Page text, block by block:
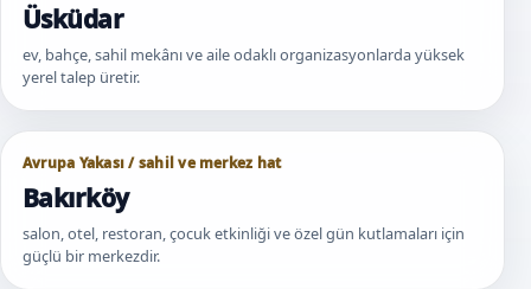
Üsküdar
ev, bahçe, sahil mekânı ve aile odaklı organizasyonlarda yüksek
yerel talep üretir.
Avrupa Yakası / sahil ve merkez hat
Bakırköy
salon, otel, restoran, çocuk etkinliği ve özel gün kutlamaları için
güçlü bir merkezdir.